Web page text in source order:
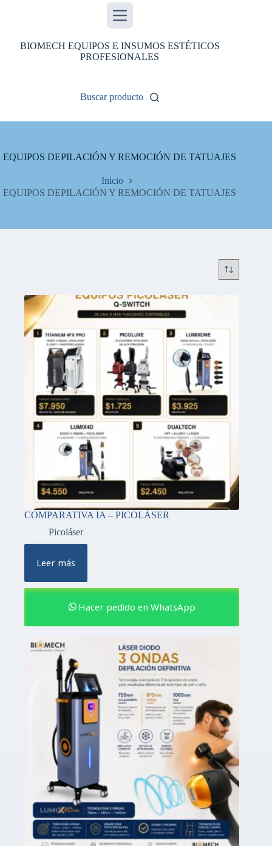
BIOMECH EQUIPOS E INSUMOS ESTÉTICOS
PROFESIONALES
Buscar producto
EQUIPOS DEPILACIÓN Y REMOCIÓN DE TATUAJES
Inicio
EQUIPOS DEPILACIÓN Y REMOCIÓN DE TATUAJES
COMPARATIVA IA – PICOLÁSER
Picoláser
Leer más
Hacer pedido en WhatsApp